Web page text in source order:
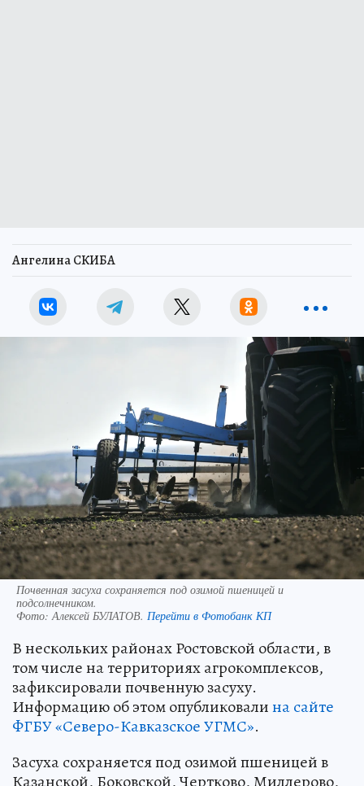
Ангелина СКИБА
Почвенная засуха сохраняется под озимой пшеницей и
подсолнечником.
Фото:Алексей БУЛАТОВ. Перейти в Фотобанк КП
В нескольких районах Ростовской области, в
том числе на территориях агрокомплекcов,
зафиксировали почвенную засуху.
Информацию об этом опубликовалина сайте
ФГБУ «Северо-Кавказское УГМС».
Засуха сохраняется под озимой пшеницей в